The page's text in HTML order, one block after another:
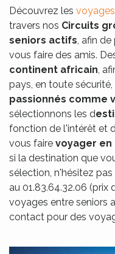
Découvrez les
travers nos Circuits
seniors actifs , afin
vous faire des amis.
continent africain ,
pays, en toute sécurité,
passionnés comme
sélectionnons les d
fonction de l'intérêt et
vous faire voyager
si la destination que
sélection, n'hésitez
au 01.83.64.32.06
voyages entre seniors
contact pour des